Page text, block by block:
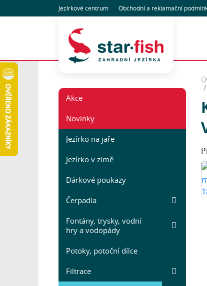
Jezírkové centrum Obchodnía reklamační
Akce
Novinky
Jezírko na jaře
Jezírko v zimě
Dárkové poukazy
Čerpadla
Fontány, trysky, vodní
hry a vodopády
Potoky, potoční dílce
Filtrace